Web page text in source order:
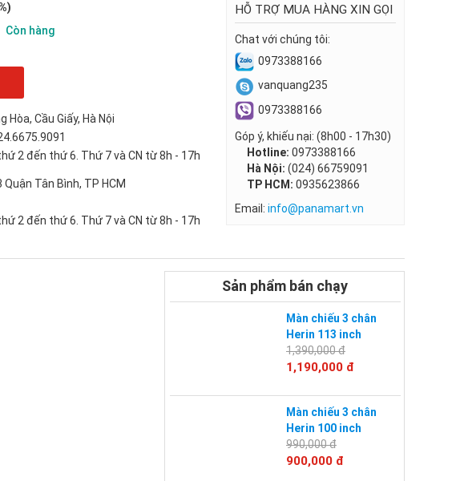
Còn hàng
Hòa, Cầu Giấy, Hà Nội
2 đến thứ 6. Thứ 7 và CN từ 8h - 17h
Quận Tân Bình, TP HCM
2 đến thứ 6. Thứ 7 và CN từ 8h - 17h
HỖ TRỢ MUA HÀNG XIN GỌI
Chat với chúng tôi:
0973388166
vanquang235
0973388166
Góp ý, khiếu nại: (8h00 - 17h30)
Hotline: 0973388166
Hà Nội: (024) 66759091
TP HCM: 0935623866
Email: info@panamart.vn
Sản phẩm bán chạy
Màn chiếu 3 chân
Herin 113 inch
1,390,000 đ
1,190,000 đ
Màn chiếu 3 chân
Herin 100 inch
990,000 đ
900,000 đ